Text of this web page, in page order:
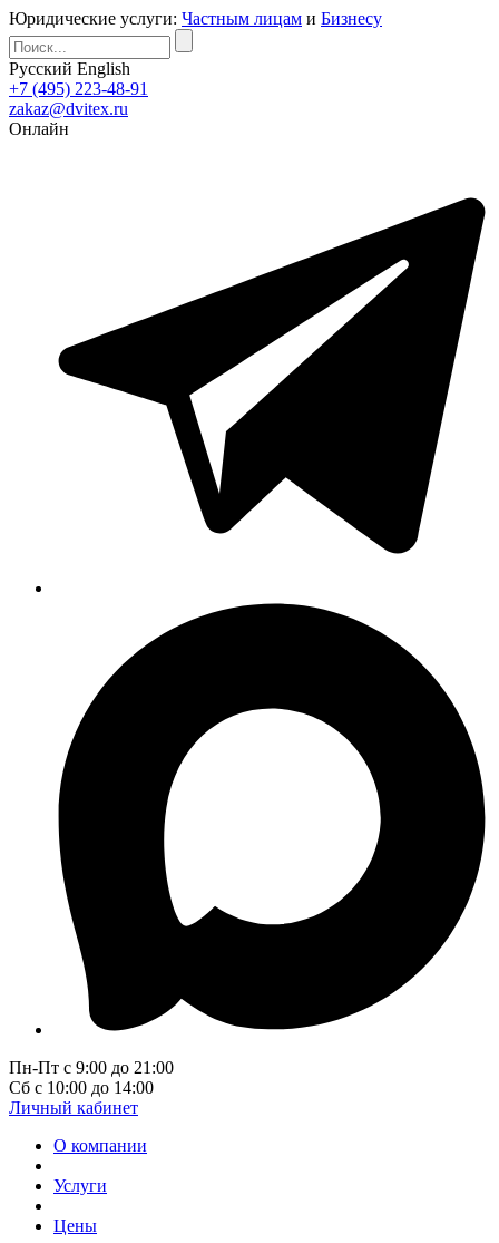
Юридические услуги: Частным лицам и Бизнесу
Русский English
+7 (495) 223-48-91
zakaz@dvitex.ru
Онлайн
Пн-Пт с 9:00 до 21:00
Сб с 10:00 до 14:00
Личный кабинет
О компании
Услуги
Цены